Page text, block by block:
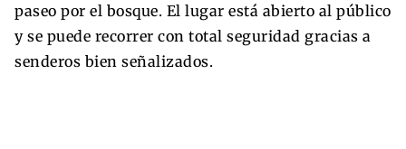
paseo por el bosque. El lugar está abierto al público
y se puede recorrer con total seguridad gracias a
senderos bien señalizados.